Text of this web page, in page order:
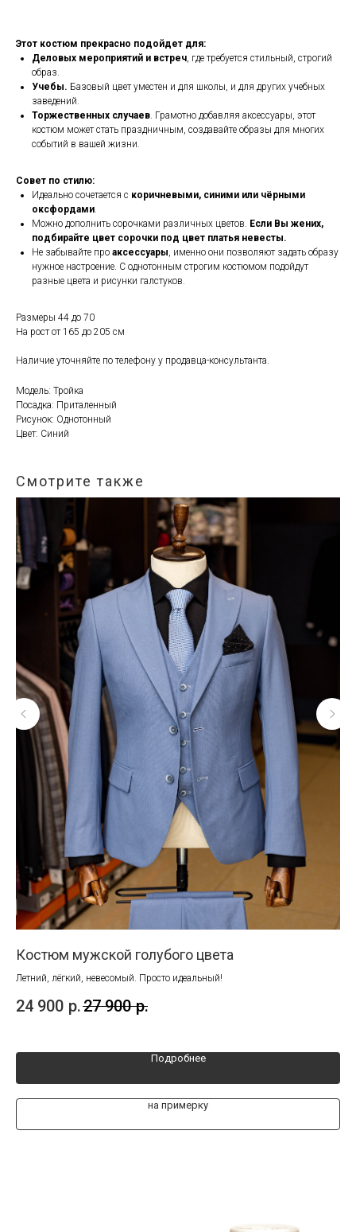
Этот костюм прекрасно подойдет для:
Деловых мероприятий и встреч, где требуется стильный, строгий
образ.
Учебы. Базовый цвет уместен и для школы, и для других учебных
заведений.
Торжественных случаев. Грамотно добавляя аксессуары, этот
костюм может стать праздничным, создавайте образы для многих
событий в вашей жизни.
Совет по стилю:
Идеально сочетается с коричневыми, синими или чёрными
оксфордами.
Можно дополнить сорочками различных цветов. Если Вы жених,
подбирайте цвет сорочки под цвет платья невесты.
Не забывайте про аксессуары, именно они позволяют задать образу
нужное настроение. С однотонным строгим костюмом подойдут
разные цвета и рисунки галстуков.
Размеры 44 до 70
На рост от 165 до 205 см
Наличие уточняйте по телефону у продавца-консультанта.
Модель: Тройка
Посадка: Приталенный
Рисунок: Однотонный
Цвет: Синий
Смотрите также
Костюм мужской голубого цвета
Летний, лёгкий, невесомый. Просто идеальный!
24 900 р.27 900 р.
Подробнее
на примерку